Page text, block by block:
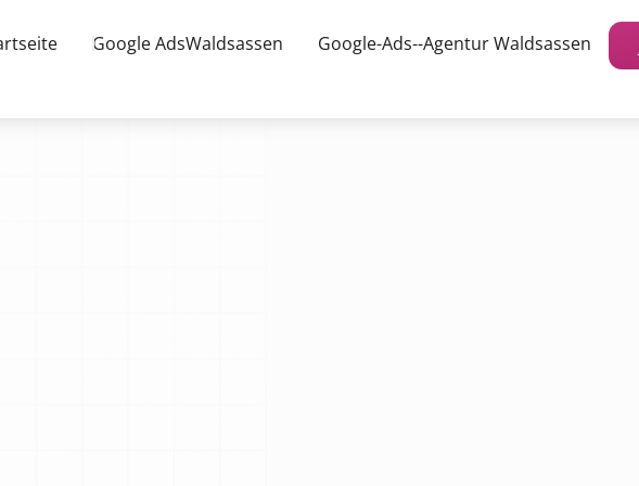
Google AdsWaldsassen Google-Ads--Agentur Waldsassen